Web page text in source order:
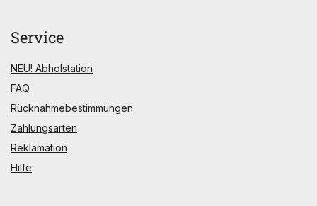
Service
NEU! Abholstation
FAQ
Rücknahmebestimmungen
Zahlungsarten
Reklamation
Hilfe